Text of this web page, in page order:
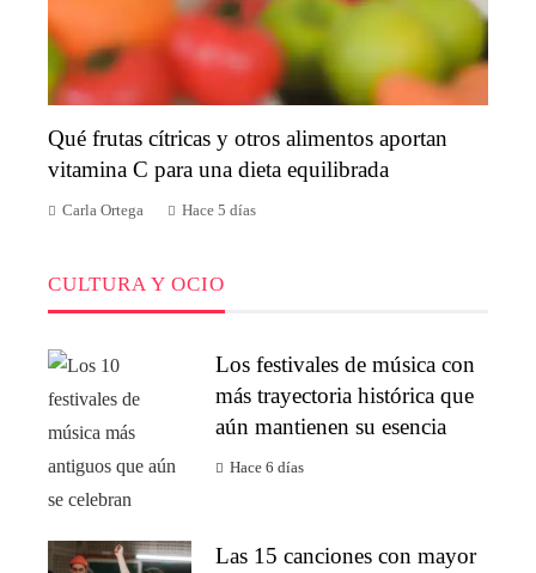
Qué frutas cítricas y otros alimentos aportan
vitamina C para una dieta equilibrada
Carla Ortega Hace 5 días
CULTURA Y OCIO
Los festivales de música con
más trayectoria histórica que
aún mantienen su esencia
Hace 6 días
Las 15 canciones con mayor